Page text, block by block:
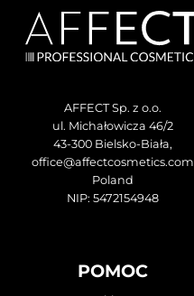
AFFECT Sp. z o.o.
ul. Michałowicza 46/2
43-300 Bielsko-Biała,
office@affectcosmetics.com
Poland
NIP: 5472154948
POMOC